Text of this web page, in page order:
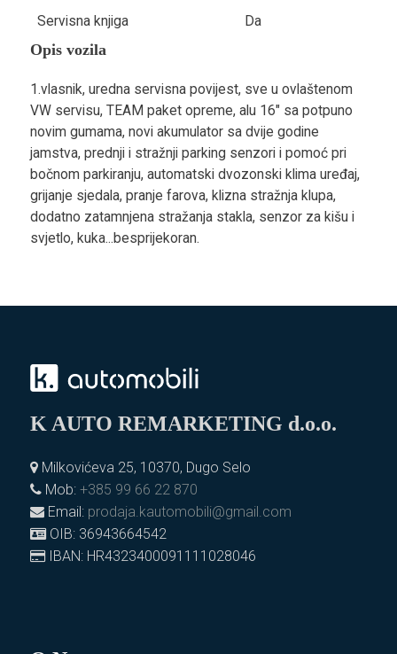
Servisna knjiga Da
Opis vozila
1.vlasnik, uredna servisna povijest, sve u ovlaštenom
VW servisu, TEAM paket opreme, alu 16" sa potpuno
novim gumama, novi akumulator sa dvije godine
jamstva, prednji i stražnji parking senzori i pomoć pri
bočnom parkiranju, automatski dvozonski klima uređaj,
grijanje sjedala, pranje farova, klizna stražnja klupa,
dodatno zatamnjena stražanja stakla, senzor za kišu i
svjetlo, kuka...besprijekoran.
K AUTO REMARKETING d.o.o.
Milkovićeva 25, 10370, Dugo Selo
Mob: +385 99 66 22 870
Email: prodaja.kautomobili@gmail.com
OIB: 36943664542
IBAN: HR4323400091111028046